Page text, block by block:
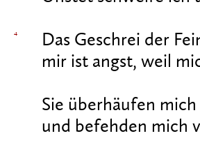
4
Das Geschrei der
mir ist angst, weil
Sie überhäufen
und befehden mich